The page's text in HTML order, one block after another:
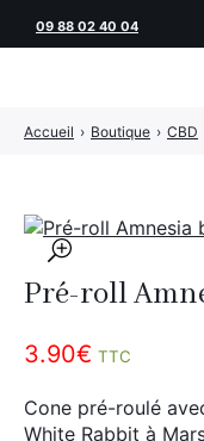
🔍
Pré-roll
3.90€ TTC
Cone pré-roulé
White Rabbit à
Accueil › Boutique › CBD
09 88 02 40 04
Tubeuses
Feuilles
Filtres